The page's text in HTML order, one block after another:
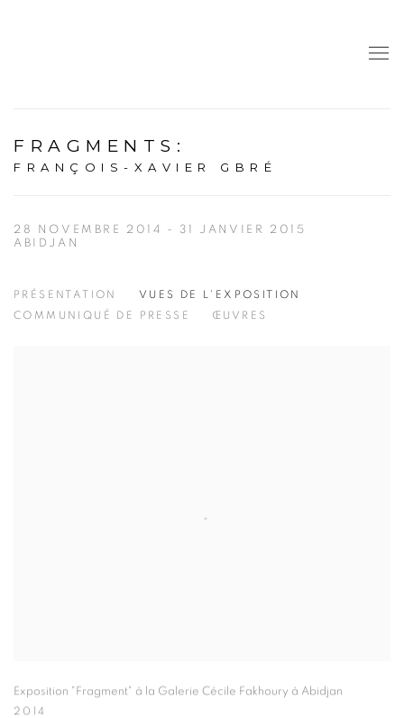
FRAGMENTS :
FRANÇOIS-XAVIER GBRÉ
28 NOVEMBRE 2014 - 31 JANVIER 2015
ABIDJAN
PRÉSENTATION
VUES DE L'EXPOSITION
COMMUNIQUÉ DE PRESSE
ŒUVRES
Exposition "Fragment" à la Galerie Cécile Fakhoury à Abidjan
2014